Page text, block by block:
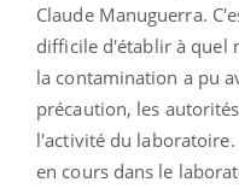
Claude Manuguerra.
difficile d'établir à quel
la contamination a pu
précaution, les
l'activité du
en cours dans le